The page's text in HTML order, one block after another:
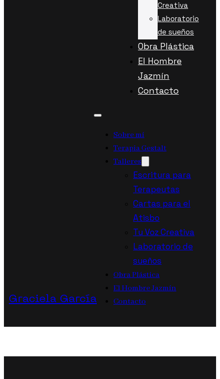
Graciela García
Creativa
Laboratorio
de sueños
Obra Plástica
El Hombre
Jazmín
Contacto
Sobre mí
Terapia Gestalt
Talleres
Escritura para
Terapeutas
Cartas para el
Atisbo
Tu Voz Creativa
Laboratorio de
sueños
Obra Plástica
El Hombre Jazmín
Contacto